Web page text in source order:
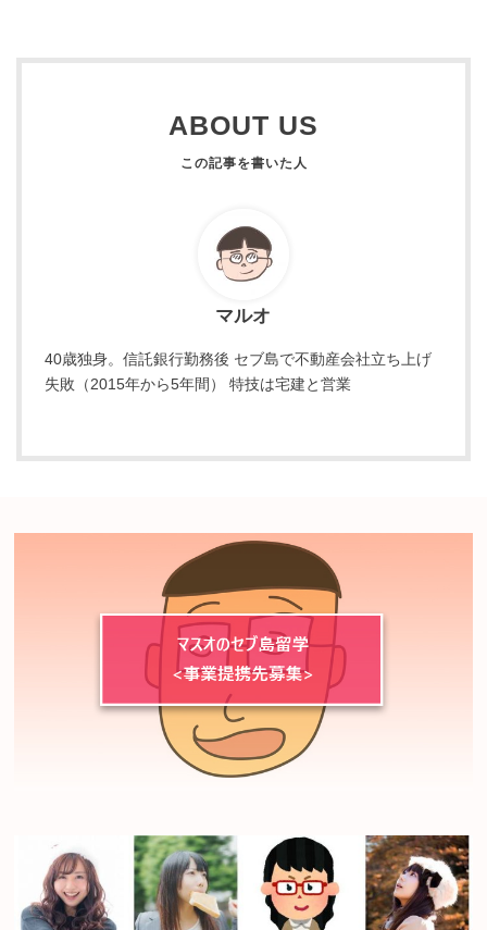
ABOUT US
マルオ
40歳独身。信託銀行勤務後 セブ島で不動産会社立ち上げ
失敗（2015年から5年間） 特技は宅建と営業